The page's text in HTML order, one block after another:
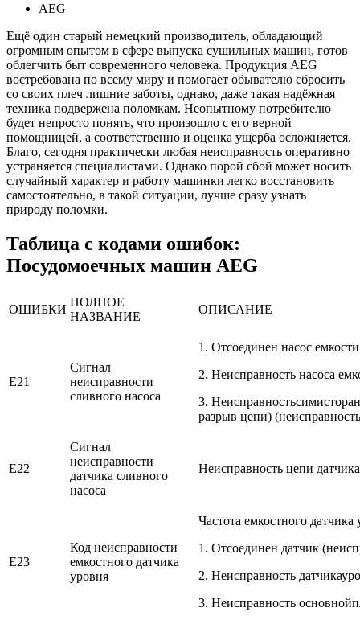
AEG
Ещё один старый немецкий производитель, обладающий
огромным опытом в сфере выпуска сушильных машин, готов
облегчить быт современного человека. Продукция AEG
востребована по всему миру и помогает обывателю сбросить
со своих плеч лишние заботы, однако, даже такая надёжная
техника подвержена поломкам. Неопытному потребителю
будет непросто понять, что произошло с его верной
помощницей, а соответственно и оценка ущерба осложняется.
Благо, сегодня практически любая неисправность оперативно
устраняется специалистами. Однако порой сбой может носить
случайный характер и работу машинки легко восстановить
самостоятельно, в такой ситуации, лучше сразу узнать
природу поломки.
Таблица с кодами ошибок:
Посудомоечных машин AEG
ОШИБКИ
ПОЛНОЕ
НАЗВАНИЕ
ОПИСАНИЕ
E21
Сигнал
неисправности
сливного насоса
1. Отсоединен насос
2. Неисправность насоса
3.
разрыв цепи)
E22
Сигнал
неисправности
датчика сливного
насоса
Неисправность цепи
E23
Код неисправности
емкостного датчика
уровня
Частота емкостного
1. Отсоединен датчик
2. Неисправность
3. Неисправность